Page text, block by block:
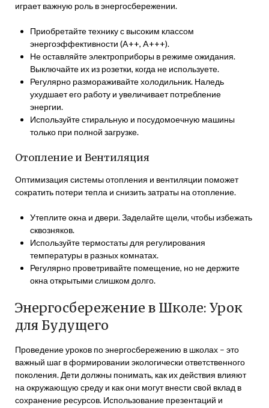
играет важную роль в энергосбережении.
Приобретайте технику с высоким классом
энергоэффективности (A++, A+++).
Не оставляйте электроприборы в режиме ожидания.
Выключайте их из розетки, когда не используете.
Регулярно размораживайте холодильник. Наледь
ухудшает его работу и увеличивает потребление
энергии.
Используйте стиральную и посудомоечную машины
только при полной загрузке.
Отопление и Вентиляция
Оптимизация системы отопления и вентиляции поможет
сократить потери тепла и снизить затраты на отопление.
Утеплите окна и двери. Заделайте щели, чтобы избежать
сквозняков.
Используйте термостаты для регулирования
температуры в разных комнатах.
Регулярно проветривайте помещение, но не держите
окна открытыми слишком долго.
Энергосбережение в Школе: Урок
для Будущего
Проведение уроков по энергосбережению в школах – это
важный шаг в формировании экологически ответственного
поколения. Дети должны понимать, как их действия влияют
на окружающую среду и как они могут внести свой вклад в
сохранение ресурсов. Использование презентаций и